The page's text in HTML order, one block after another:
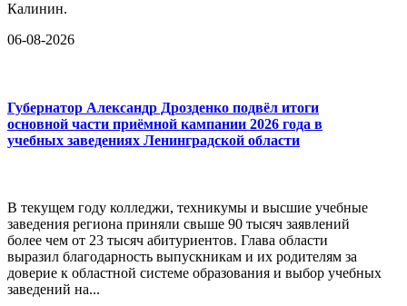
Калинин.
06-08-2026
Губернатор Александр Дрозденко подвёл итоги
основной части приёмной кампании 2026 года в
учебных заведениях Ленинградской области
В текущем году колледжи, техникумы и высшие учебные
заведения региона приняли свыше 90 тысяч заявлений
более чем от 23 тысяч абитуриентов. Глава области
выразил благодарность выпускникам и их родителям за
доверие к областной системе образования и выбор учебных
заведений на...